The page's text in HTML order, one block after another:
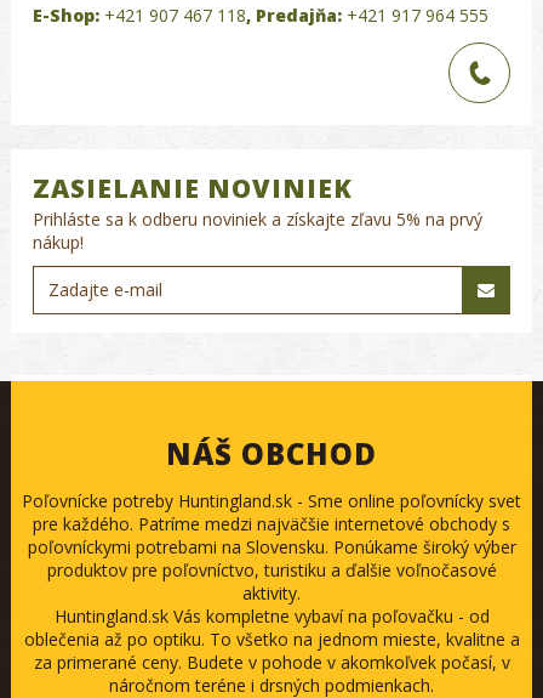
E-Shop: +421 907 467 118, Predajňa: +421 917 964 555
ZASIELANIE NOVINIEK
Prihláste sa k odberu noviniek a získajte zľavu 5% na prvý
nákup!
NÁŠ OBCHOD
Poľovnícke potreby Huntingland.sk - Sme online poľovnícky svet
pre každého. Patríme medzi najväčšie internetové obchody s
poľovníckymi potrebami na Slovensku. Ponúkame široký výber
produktov pre poľovníctvo, turistiku a ďalšie voľnočasové
aktivity.
Huntingland.sk Vás kompletne vybaví na poľovačku - od
oblečenia až po optiku. To všetko na jednom mieste, kvalitne a
za primerané ceny. Budete v pohode v akomkoľvek počasí, v
náročnom teréne i drsných podmienkach.